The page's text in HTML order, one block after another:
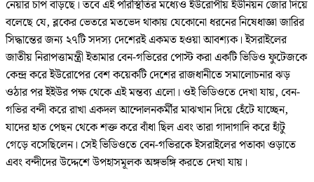
নেয়ার চাপ বাড়ছে। তবে এই পরিস্থিতির মধ্যেও ইউরোপীয় ইউনিয়ন জোর দিয়ে
বলেছে যে, ব্লকের ভেতরে মতভেদ থাকায় যেকোনো ধরনের নিষেধাজ্ঞা জারির
সিদ্ধান্তের জন্য ২৭টি সদস্য দেশেরই একমত হওয়া আবশ্যক। ইসরাইলের
জাতীয় নিরাপত্তামন্ত্রী ইতামার বেন-গভিরের পোস্ট করা একটি ভিডিও ফুটেজকে
কেন্দ্র করে ইউরোপের বেশ কয়েকটি দেশের রাজধানীতে সমালোচনার ঝড়
ওঠার পর ইইউর পক্ষ থেকে এই মন্তব্য এলো। ওই ভিডিওতে দেখা যায়, বেন-
গভির বন্দী করে রাখা একদল আন্দোলনকর্মীর মাঝখান দিয়ে হেঁটে যাচ্ছেন,
যাদের হাত পেছন থেকে শক্ত করে বাঁধা ছিল এবং তারা গাদাগাদি করে হাঁটু
গেড়ে বসেছিলেন। সেই ভিডিওতে বেন-গভিরকে ইসরাইলের পতাকা ওড়াতে
এবং বন্দীদের উদ্দেশে উপহাসমূলক অঙ্গভঙ্গি করতে দেখা যায়।